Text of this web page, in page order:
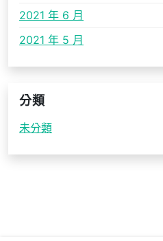
2021 年 6 月
2021 年 5 月
分類
未分類